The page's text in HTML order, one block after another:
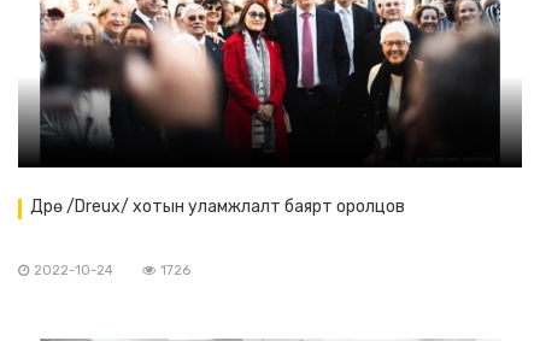
Дрө /Dreux/ хотын уламжлалт баярт оролцов
2022-10-24 1726